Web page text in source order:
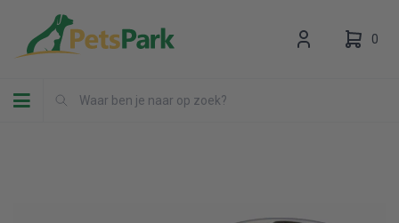
Toggle navigation
0